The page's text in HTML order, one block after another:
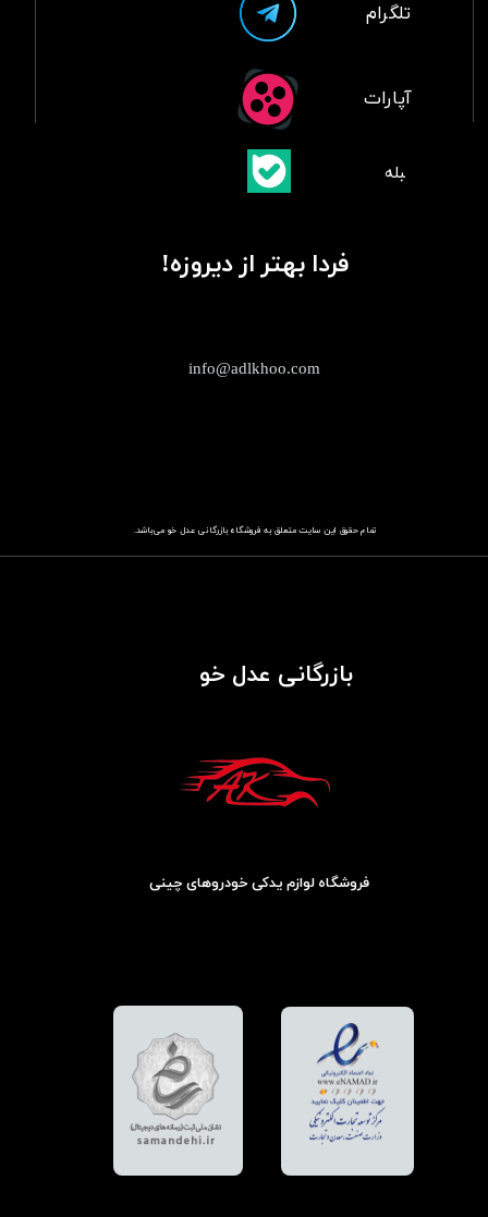
تمام حقوق این سایت متعلق به فروشگاهباز​​​​​​​رگانی عدل خو می‌باشد.
info@adlkhoo.com
بازرگانی عدل خو
فردا بهتر از دیروزه!
فروشگاه لوازم یدکی خودروهای چینی
آپارات
تلگرام
​بلبله​​​​​​​بله